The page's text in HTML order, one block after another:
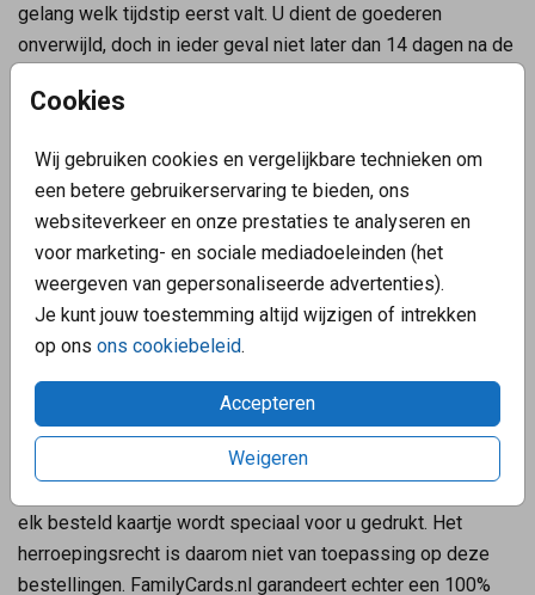
Cookies
Wij gebruiken cookies en vergelijkbare technieken om
een betere gebruikerservaring te bieden, ons
websiteverkeer en onze prestaties te analyseren en
voor marketing- en sociale mediadoeleinden (het
weergeven van gepersonaliseerde advertenties).
Je kunt jouw toestemming altijd wijzigen of intrekken
op ons ons cookiebeleid.
Accepteren
Weigeren
gelang welk tijdstip eerst valt. U dient de goederen
onverwijld, doch in ieder geval niet later dan 14 dagen na de
aan ons heeft medegedeeld, aan ons terug te zenden
overhandigen. U bent op tijd als u de goederen terugstuurt
voordat de termijn van 14 dagen is verstreken. De directe
kosten van het terugzenden van de goederen komen voor
uw rekening. U bent alleen aansprakelijk voor de
waardevermindering van de goederen die het gevolg is van
het gebruik van de goederen, dat verder gaat dan nodig is
om de aard, de kenmerken en de werking van de goederen
vast te stellen.
Retoursturen van maatwerk
elk besteld kaartje wordt speciaal voor u gedrukt. Het
herroepingsrecht is daarom niet van toepassing op deze
bestellingen. FamilyCards.nl garandeert echter een 100%